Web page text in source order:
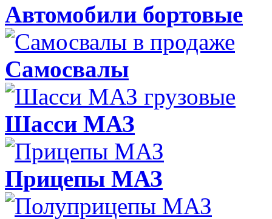
Автомобили бортовые
Самосвалы
Шасси МАЗ
Прицепы МАЗ